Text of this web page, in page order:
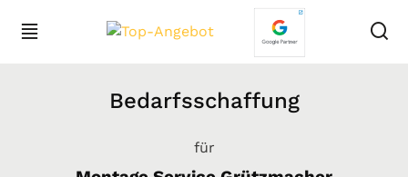
Bedarfsschaffung
für